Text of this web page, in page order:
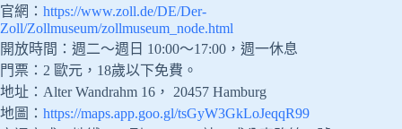
官網： https://www.zoll.de/DE/Der-
Zoll/Zollmuseum/zollmuseum_node.html
開放時間：週二～週日 10:00～17:00，週一休息
門票：2 歐元，18歲以下免費。
地址：Alter Wandrahm 16， 20457 Hamburg
地圖： https://maps.app.goo.gl/tsGyW3GkLoJeqqR99